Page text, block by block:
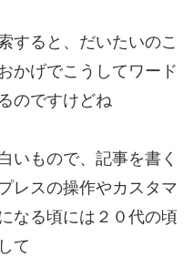
すると、だいたいのこ
かげでこうしてワード
のですけどね
いもので、記事を書く
レスの操作やカスタマ
なる頃には２０代の頃
て